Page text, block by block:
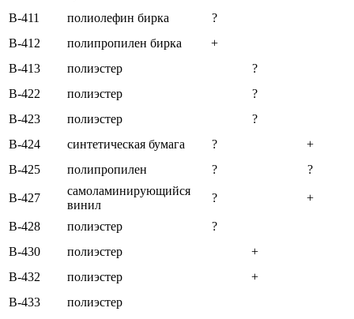
B-411
полиолефин бирка
?
B-412
полипропилен бирка
+
B-413
полиэстер
?
B-422
полиэстер
?
B-423
полиэстер
?
B-424
синтетическая бумага ?
+
B-425
полипропилен ? ?
B-427
самоламинирующийся
винил
? +
B-428 полиэстер
?
B-430
полиэстер
+
B-432
полиэстер
+
B-433
полиэстер